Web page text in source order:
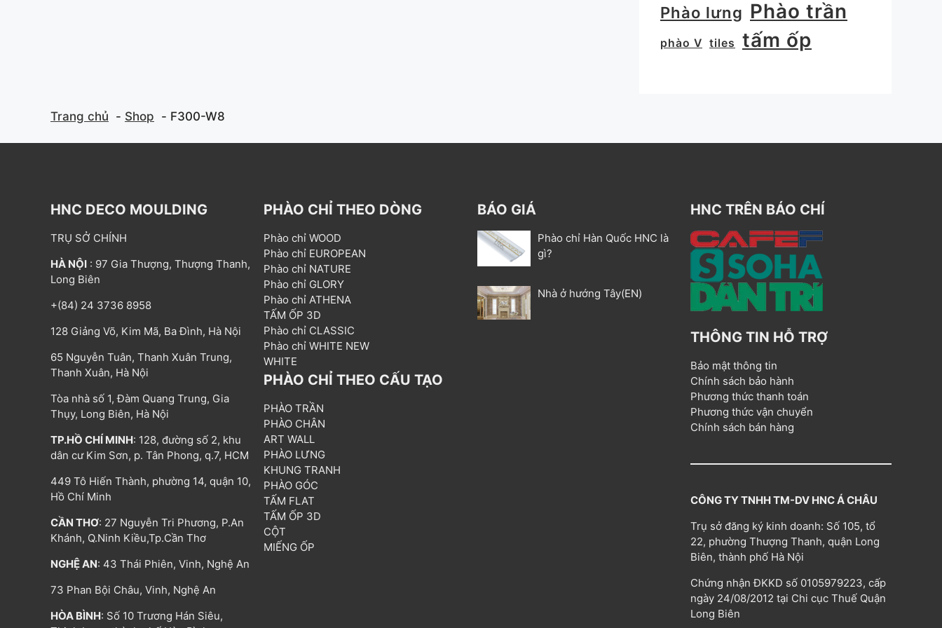
Phào lưng Phào trần
phào V tiles tấm ốp
Trang chủ Shop F300-W8
HNC DECO MOULDING
TRỤ SỞ CHÍNH
HÀ NỘI : 97 Gia Thượng, Thượng Thanh,
Long Biên
+(84) 24 3736 8958
128 Giảng Võ, Kim Mã, Ba Đình, Hà Nội
65 Nguyễn Tuân, Thanh Xuân Trung,
Thanh Xuân, Hà Nội
Tòa nhà số 1, Đàm Quang Trung, Gia
Thụy, Long Biên, Hà Nội
TP.HỒ CHÍ MINH: 128, đường số 2, khu
dân cư Kim Sơn, p. Tân Phong, q.7, HCM
449 Tô Hiến Thành, phường 14, quận 10,
Hồ Chí Minh
CẦN THƠ: 27 Nguyễn Tri Phương, P.An
Khánh, Q.Ninh Kiều,Tp.Cần Thơ
NGHỆ AN: 43 Thái Phiên, Vinh, Nghệ An
73 Phan Bội Châu, Vinh, Nghệ An
HÒA BÌNH: Số 10 Trương Hán Siêu,
PHÀO CHỈ THEO DÒNG
Phào chỉ WOOD
Phào chỉ EUROPEAN
Phào chỉ NATURE
Phào chỉ GLORY
Phào chỉ ATHENA
TẤM ỐP 3D
Phào chỉ CLASSIC
Phào chỉ WHITE NEW
WHITE
PHÀO CHỈ THEO CẤU TẠO
PHÀO TRẦN
PHÀO CHÂN
ART WALL
PHÀO LƯNG
KHUNG TRANH
PHÀO GÓC
TẤM FLAT
TẤM ỐP 3D
CỘT
MIẾNG ỐP
BÁO GIÁ
Phào chỉ Hàn Quốc HNC là
gì?
Nhà ở hướng Tây(EN)
HNC TRÊN BÁO CHÍ
THÔNG TIN HỖ TRỢ
Bảo mật thông tin
Chính sách bảo hành
Phương thức thanh toán
Phương thức vận chuyển
Chính sách bán hàng
CÔNG TY TNHH TM-DV HNC Á CHÂU
Trụ sở đăng ký kinh doanh: Số 105, tổ
22, phường Thượng Thanh, quận Long
Biên, thành phố Hà Nội
Chứng nhận ĐKKD số 0105979223, cấp
ngày 24/08/2012 tại Chi cục Thuế Quận
Long Biên